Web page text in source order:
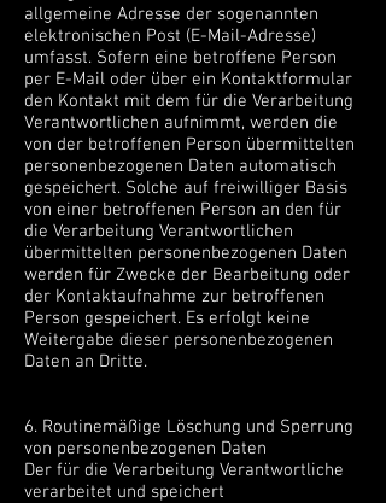
allgemeine Adresse der sogenannten
elektronischen Post (E-Mail-Adresse)
umfasst. Sofern eine betroffene Person
per E-Mail oder über ein Kontaktformular
den Kontakt mit dem für die Verarbeitung
Verantwortlichen aufnimmt, werden die
von der betroffenen Person übermittelten
personenbezogenen Daten automatisch
gespeichert. Solche auf freiwilliger Basis
von einer betroffenen Person an den für
die Verarbeitung Verantwortlichen
übermittelten personenbezogenen Daten
werden für Zwecke der Bearbeitung oder
der Kontaktaufnahme zur betroffenen
Person gespeichert. Es erfolgt keine
Weitergabe dieser personenbezogenen
Daten an Dritte.
6. Routinemäßige Löschung und Sperrung
von personenbezogenen Daten
Der für die Verarbeitung Verantwortliche
verarbeitet und speichert